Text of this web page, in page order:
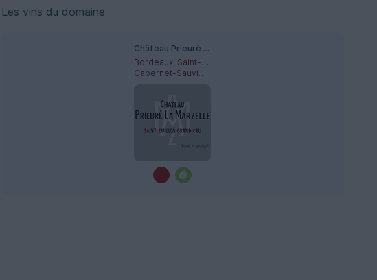
Les vins du domaine
Château Prieuré La Marzelle
Bordeaux, Saint-Emilion
Cabernet-Sauvignon, Cabernet Franc, Merlot